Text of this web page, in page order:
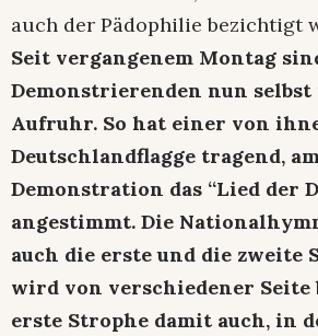
auch der Pädophilie bezichtigt
Seit vergangenem Montag
Demonstrierenden nun
Aufruhr. So hat einer von
Deutschlandflagge tragend,
Demonstration das “Lied der
angestimmt. Die
auch die erste und die zweite
wird von verschiedener Seite
erste Strophe damit auch, in